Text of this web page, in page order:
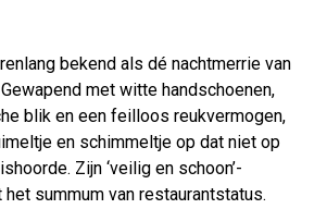
bekend als dé nachtmerrie van
met witte handschoenen,
blik en een feilloos reukvermogen,
en schimmeltje op dat niet op
Zijn ‘veilig en schoon’-
summum van restaurantstatus.